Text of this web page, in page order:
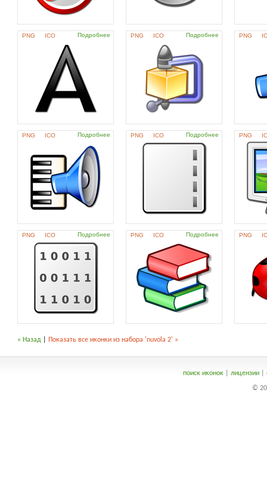
PNG ICO Подробнее PNG ICO Подробнее PNG
PNG ICO Подробнее PNG ICO Подробнее PNG
PNG ICO Подробнее PNG ICO Подробнее PNG
« Назад Показать все иконки из набора 'nuvola 2' »
поиск иконок| лицензии|
©